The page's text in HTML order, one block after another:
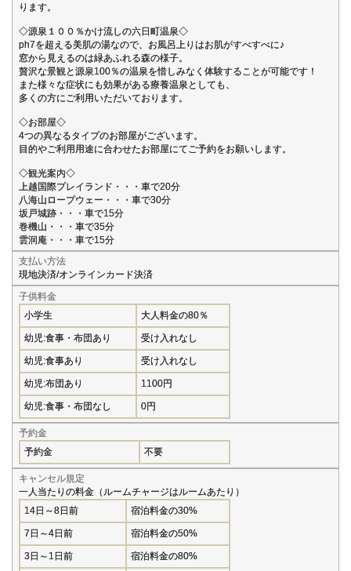
ります。
◇源泉１００％かけ流しの六日町温泉◇
ph7を超える美肌の湯なので、お風呂上りはお肌がすべすべに♪
窓から見えるのは緑あふれる森の様子。
贅沢な景観と源泉100％の温泉を惜しみなく体験することが可能です！
また様々な症状にも効果がある療養温泉としても、
多くの方にご利用いただいております。
◇お部屋◇
4つの異なるタイプのお部屋がございます。
目的やご利用用途に合わせたお部屋にてご予約をお願いします。
◇観光案内◇
上越国際プレイランド・・・車で20分
八海山ロープウェー・・・車で30分
坂戸城跡・・・車で15分
巻機山・・・車で35分
雲洞庵・・・車で15分
支払い方法
現地決済/オンラインカード決済
子供料金
小学生
大人料金の80％
幼児:食事・布団あり 受け入れなし
幼児:食事あり 受け入れなし
幼児:布団あり 1100円
幼児:食事・布団なし 0円
予約金
予約金
不要
キャンセル規定
一人当たりの料金（ルームチャージはルームあたり）
14日～8日前
宿泊料金の30%
7日～4日前 宿泊料金の50%
3日～1日前 宿泊料金の80%